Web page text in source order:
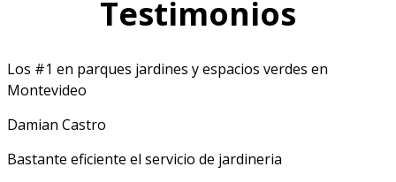
Testimonios
Los #1 en parques jardines y espacios verdes en
Montevideo
Damian Castro
Bastante eficiente el servicio de jardineria